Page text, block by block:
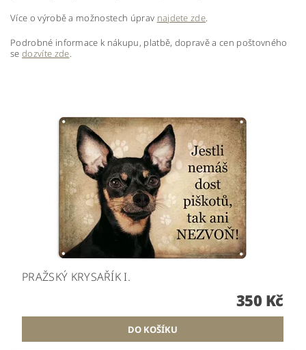
Více o výrobě a možnostech úprav najdete zde.
Podrobné informace k nákupu, platbě, dopravě a cen poštovného
se dozvíte zde.
PRAŽSKÝ KRYSAŘÍK I.
350 Kč